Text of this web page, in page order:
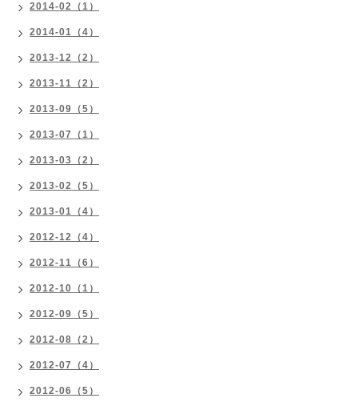
2014-02（1）
2014-01（4）
2013-12（2）
2013-11（2）
2013-09（5）
2013-07（1）
2013-03（2）
2013-02（5）
2013-01（4）
2012-12（4）
2012-11（6）
2012-10（1）
2012-09（5）
2012-08（2）
2012-07（4）
2012-06（5）